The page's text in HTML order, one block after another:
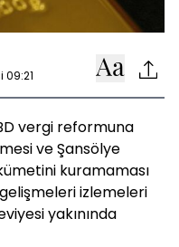
09:21
vergi reformuna
ve Şansölye
kuramaması
izlemeleri
yakınında